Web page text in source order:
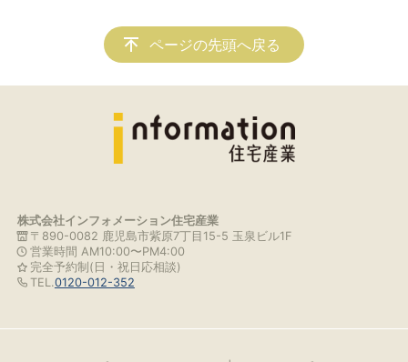
ページの先頭へ戻る
株式会社インフォメーション住宅産業
〒890-0082 鹿児島市紫原7丁目15-5 玉泉ビル1F
営業時間 AM10:00〜PM4:00
完全予約制(日・祝日応相談)
TEL.0120-012-352